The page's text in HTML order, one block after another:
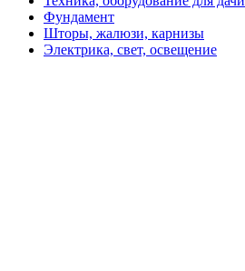
Фундамент
Шторы, жалюзи, карнизы
Электрика, свет, освещение